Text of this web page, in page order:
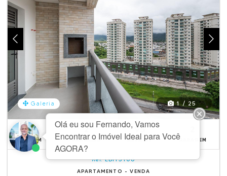
Galeria 1 / 25
3
DORM
2
BANHEIRO
95
ÁREA M2 GARAGEM
Ref. EBI15106
APARTAMENTO - VENDA